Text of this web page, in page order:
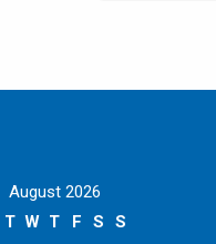
August 2026
T W T F S
S